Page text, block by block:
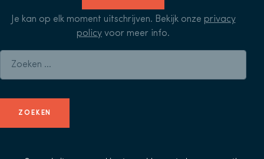
Je kan op elk moment uitschrijven. Bekijk onze privacy
policy voor meer info.